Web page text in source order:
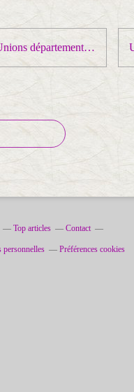
CGT : Défense des locaux des Unions départementales et des Unions locales
Top articles Contact
personnelles Préférences cookies